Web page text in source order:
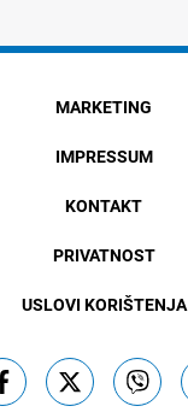
MARKETING
IMPRESSUM
KONTAKT
PRIVATNOST
USLOVI KORIŠTENJA